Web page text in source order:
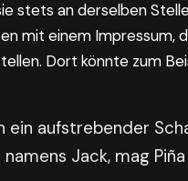
stets an derselben
mit einem Impressum,
Dort könnte zum
ein aufstrebender
Jack, mag